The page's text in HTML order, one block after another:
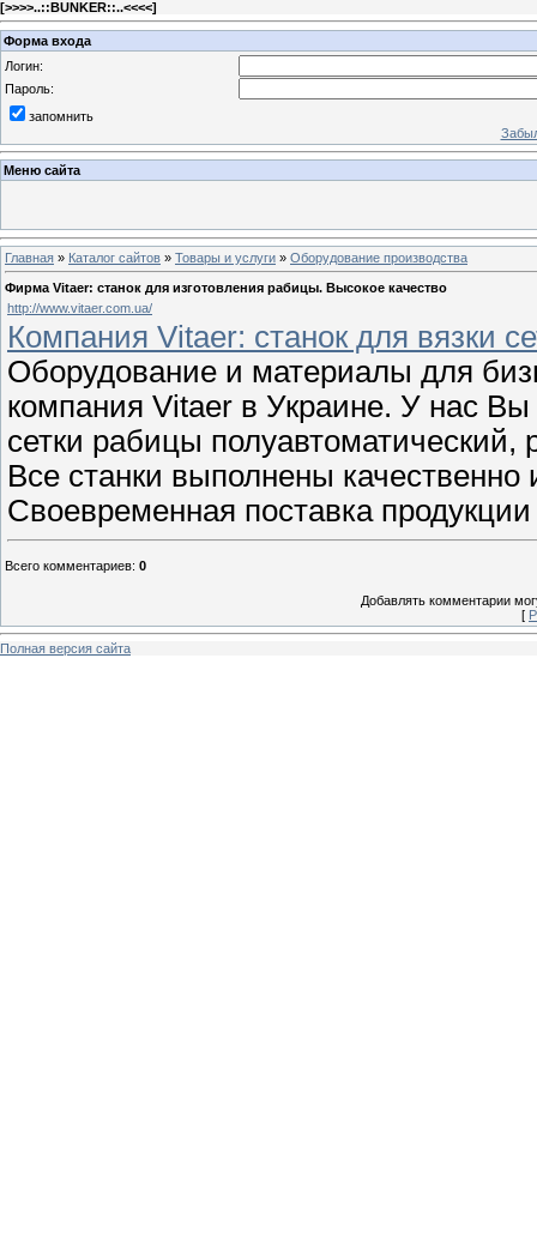
[>>>>..::BUNKER::..<<<<]
Форма входа
Логин:
Пароль:
запомнить
Меню сайта
Главная » Каталог сайтов » Товары и услуги » Оборудование производства
Фирма Vitaer: станок для изготовления рабицы. Высокое качество
http://www.vitaer.com.ua/
Компания Vitaer: станок для вязки
Оборудование и материалы для
компания Vitaer в Украине. У нас Вы
сетки рабицы полуавтоматический,
Все станки выполнены
Своевременная поставка
Всего комментариев: 0
Добавлять комментарии
[
Полная версия сайта